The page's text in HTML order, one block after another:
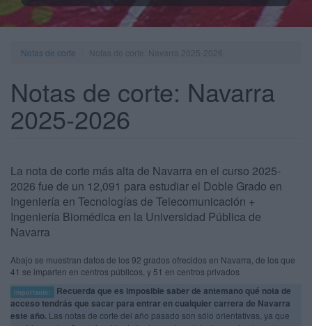
Notas de corte
Notas de corte: Navarra
2025-2026
La nota de corte más alta de Navarra en el curso 2025-
2026 fue de un 12,091 para estudiar el Doble Grado en
Ingeniería en Tecnologías de Telecomunicación +
Ingeniería Biomédica en la Universidad Pública de
Navarra
Abajo se muestran datos de los 92 grados ofrecidos en Navarra, de los que
41 se imparten en centros públicos, y 51 en centros privados
Importante:
Recuerda que es imposible saber de antemano qué nota de
acceso tendrás que sacar para entrar en cualquier carrera de Navarra
este año. Las notas de corte del año pasado son sólo orientativas, ya que